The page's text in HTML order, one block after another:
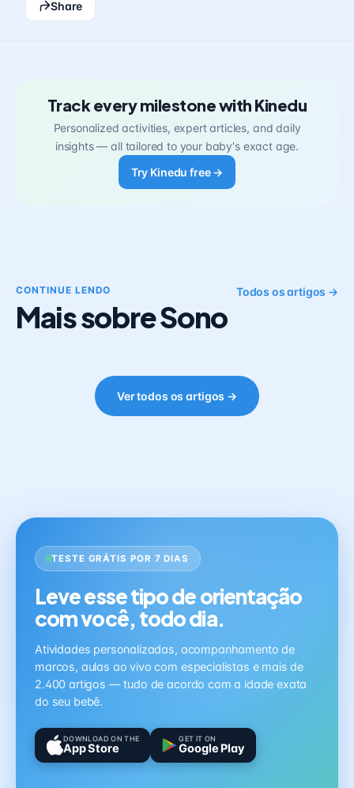
Share
Track every milestone with Kinedu
Personalized activities, expert articles, and daily
insights — all tailored to your baby's exact age.
Try Kinedu free →
CONTINUE LENDO
Mais sobre Sono
Todos os artigos →
Ver todos os artigos →
TESTE GRÁTIS POR 7 DIAS
Leve esse tipo de orientação
com você, todo dia.
Atividades personalizadas, acompanhamento de
marcos, aulas ao vivo com especialistas e mais de
2.400 artigos — tudo de acordo com a idade exata
do seu bebê.
DOWNLOAD ON THE
App Store
GET IT ON
Google Play